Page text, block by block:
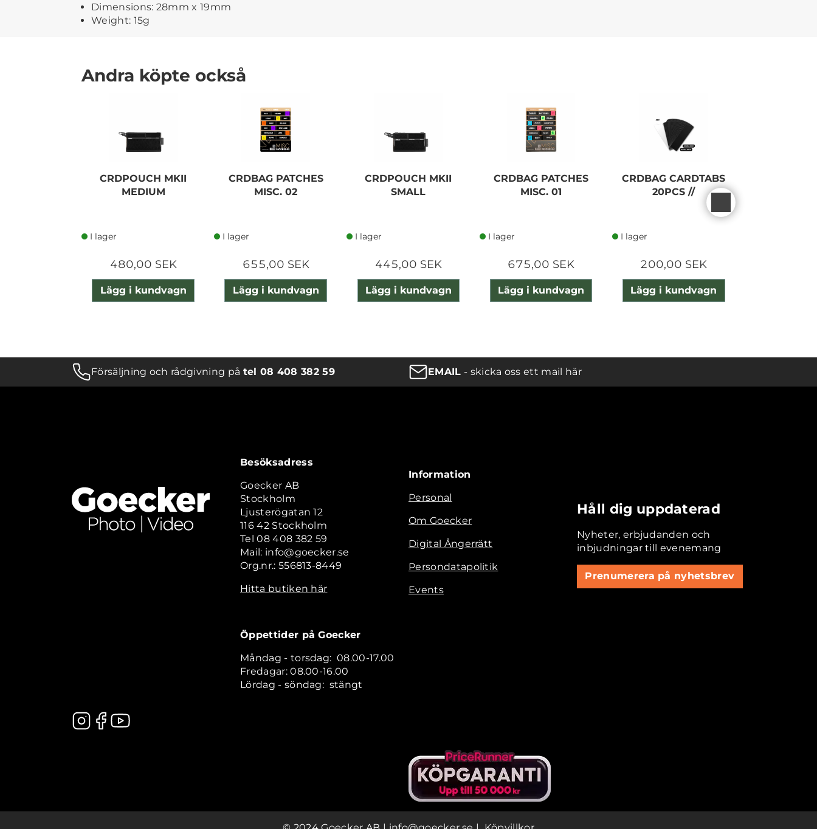
Dimensions: 28mm x 19mm
Weight: 15g
Andra köpte också
CRDPOUCH MKII
MEDIUM
I lager
480,00 SEK
Lägg i kundvagn
CRDBAG PATCHES
MISC. 02
I lager
655,00 SEK
Lägg i kundvagn
CRDPOUCH MKII
SMALL
I lager
445,00 SEK
Lägg i kundvagn
CRDBAG PATCHES
MISC. 01
I lager
675,00 SEK
Lägg i kundvagn
CRDBAG CARDTABS
20PCS //
I lager
200,00 SEK
Lägg i kundvagn
Försäljning och rådgivning på tel 08 408 382 59 EMAIL - skicka oss ett mail här
Besöksadress
Goecker AB
Stockholm
Ljusterögatan 12
116 42 Stockholm
Tel 08 408 382 59
Mail: info@goecker.se
Org.nr.: 556813-8449
Hitta butiken här
Öppettider på Goecker
Måndag - torsdag: 08.00-17.00
Fredagar: 08.00-16.00
Lördag - söndag: stängt
Information
Personal
Om Goecker
Digital Ångerrätt
Persondatapolitik
Events
Håll dig uppdaterad
Nyheter, erbjudanden och
inbjudningar till evenemang
Prenumerera på nyhetsbrev